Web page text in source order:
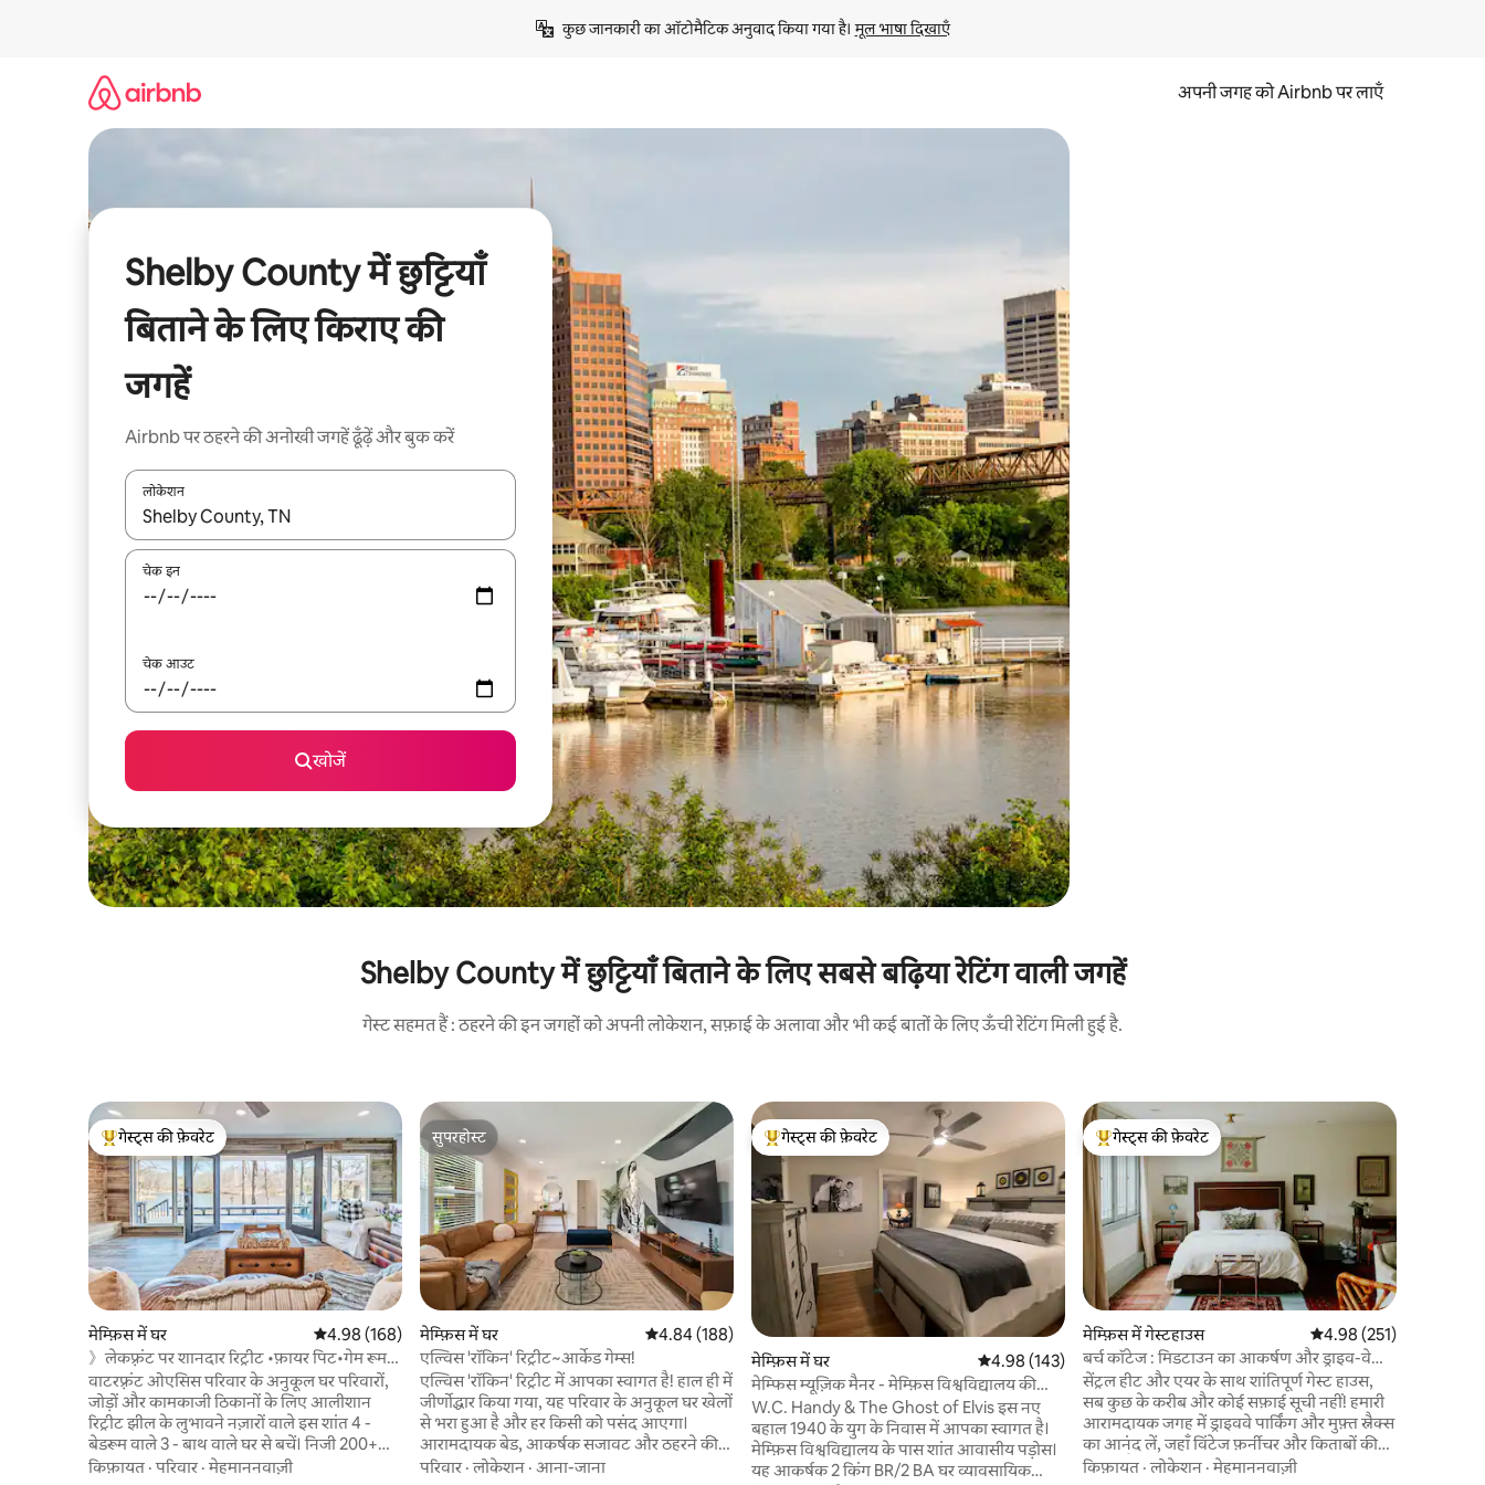
कुछ जानकारी का ऑटोमैटिक अनुवाद किया गया है। मूल भाषा दिखाएँ
अपनी जगह को Airbnb पर लाएँ
Shelby County में छुट्टियाँ
बिताने के लिए किराए की
जगहें
Airbnb पर ठहरने की अनोखी जगहें ढूँढ़ें और बुक करें
लोकेशन
नतीजों के उपलब्ध होने पर, अप और डाउन 'ऐरो की' का इस्तेमाल करके नेविगेट करें या टच या फिर स्वाइप जेस्चर का इस्तेमाल करके एक्सप्लोर करें।
चेक इन
चेक आउट
खोजें
Shelby County में छुट्टियाँ बिताने के लिए सबसे बढ़िया रेटिंग वाली जगहें
गेस्ट सहमत हैं : ठहरने की इन जगहों को अपनी लोकेशन, सफ़ाई के अलावा और भी कई बातों के लिए ऊँची रेटिंग मिली हुई है.
गेस्ट्स का टॉप फ़ेवरेट
गेस्ट्स की फ़ेवरेट
मेम्फ़िस में घर औसत रेटिंग 5 में से 4.98, 168 समीक्षाएँ
4.98 (168)
》लेकफ़्रंट पर शानदार रिट्रीट •फ़ायर पिट•गेम रूम
《
वाटरफ़्रंट ओएसिस परिवार के अनुकूल घर परिवारों,
जोड़ों और कामकाजी ठिकानों के लिए आलीशान
रिट्रीट झील के लुभावने नज़ारों वाले इस शांत 4 -
बेडरूम वाले 3 - बाथ वाले घर से बचें। निजी 200+
फ़ुट के सन डेक पर आराम करें, जो मछली पकड़ने या
किफ़ायत ·परिवार ·मेहमाननवाज़ी
सुपरहोस्ट
सुपरहोस्ट
मेम्फ़िस में घर औसत रेटिंग 5 में से 4.84, 188 समीक्षाएँ
4.84 (188)
एल्विस 'रॉकिन' रिट्रीट~आर्केड गेम्स!
एल्विस 'रॉकिन' रिट्रीट में आपका स्वागत है! हाल ही में
जीर्णोद्धार किया गया, यह परिवार के अनुकूल घर खेलों
से भरा हुआ है और हर किसी को पसंद आएगा।
आरामदायक बेड, आकर्षक सजावट और ठहरने की
परफ़ेक्ट जगह या परिवार के साथ छुट्टियाँ बिताने के
परिवार ·लोकेशन · आना-जाना
गेस्ट्स का टॉप फ़ेवरेट
गेस्ट्स की फ़ेवरेट
मेम्फ़िस में घर औसत रेटिंग 5 में से 4.98, 143 समीक्षाएँ
4.98 (143)
मेम्फिस म्यूज़िक मैनर - मेम्फ़िस विश्वविद्यालय की
जगह
W.C. Handy & The Ghost of Elvis इस नए
बहाल 1940 के युग के निवास में आपका स्वागत है।
मेम्फ़िस विश्वविद्यालय के पास शांत आवासीय पड़ोस।
यह आकर्षक 2 किंग BR/2 BA घर व्यावसायिक
गेस्ट्स का टॉप फ़ेवरेट
गेस्ट्स की फ़ेवरेट
मेम्फ़िस में गेस्टहाउस औसत रेटिंग 5 में से 4.98,
4.98 (251)
बर्च कॉटेज : मिडटाउन का आकर्षण और ड्राइव-वे
पार्किंग
सेंट्रल हीट और एयर के साथ शांतिपूर्ण गेस्ट हाउस,
सब कुछ के करीब और कोई सफ़ाई सूची नहीं! हमारी
आरामदायक जगह में ड्राइववे पार्किंग और मुफ़्त स्नैक्स
का आनंद लें, जहाँ विंटेज फ़र्नीचर और किताबों की
भरमार है। हमारा ऐतिहासिक इलाका हाईवे से कुछ
किफ़ायत ·लोकेशन ·मेहमाननवाज़ी